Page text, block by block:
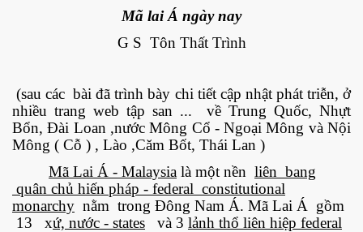
Mã lai Á ngày nay
G S Tôn Thất Trình
(sau các bài đã trình bày chi tiết cập nhật phát triễn, ở
nhiều trang web tập san ... về Trung Quốc, Nhựt
Bổn, Đài Loan ,nước Mông Cổ - Ngoại Mông và Nội
Mông ( Cỗ ) , Lào ,Căm Bốt, Thái Lan )
Mã Lai Á - Malaysia là một nền liên bang
quân chủ hiến pháp - federal constitutional
monarchy nằm trong Đông Nam Á. Mã Lai Á gồm
13 xứ, nước - states và 3 lảnh thổ liên hiệp federal
qua đời